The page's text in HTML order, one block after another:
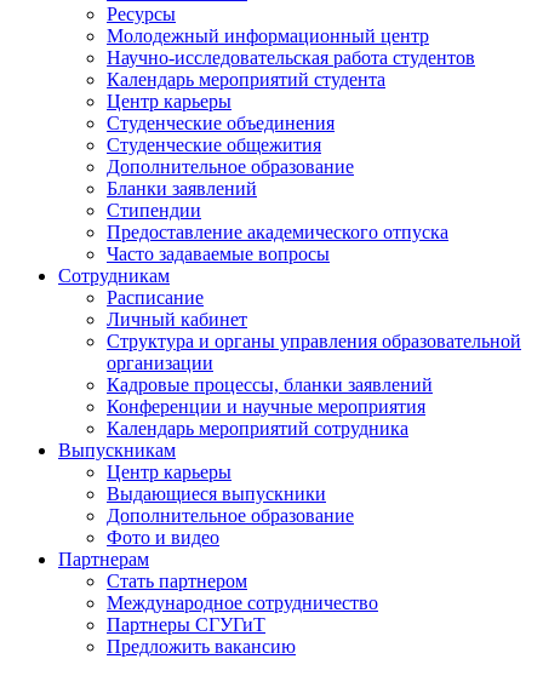
Ресурсы
Молодежный информационный центр
Научно-исследовательская работа студентов
Календарь мероприятий студента
Центр карьеры
Студенческие объединения
Студенческие общежития
Дополнительное образование
Бланки заявлений
Стипендии
Предоставление академического отпуска
Часто задаваемые вопросы
Сотрудникам
Расписание
Личный кабинет
Структура и органы управления образовательной
организации
Кадровые процессы, бланки заявлений
Конференции и научные мероприятия
Календарь мероприятий сотрудника
Выпускникам
Центр карьеры
Выдающиеся выпускники
Дополнительное образование
Фото и видео
Партнерам
Стать партнером
Международное сотрудничество
Партнеры СГУГиТ
Предложить вакансию